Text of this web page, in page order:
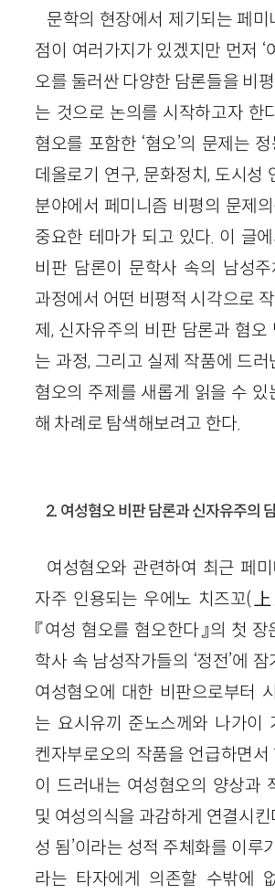
문학의 현장에서 제기되는 페미
점이 여러가지가 있겠지만 먼저 ‘
오를 둘러싼 다양한 담론들을 비
는 것으로 논의를 시작하고자 한
혐오를 포함한 ‘혐오’의 문제는
데올로기 연구, 문화정치, 도시성
분야에서 페미니즘 비평의 문제
중요한 테마가 되고 있다. 이 글
비판 담론이 문학사 속의 남성
과정에서 어떤 비평적 시각으로
제, 신자유주의 비판 담론과 혐오
는 과정, 그리고 실제 작품에 드러
혐오의 주제를 새롭게 읽을 수 있
해 차례로 탐색해보려고 한다.
2. 여성혐오 비판 담론과 신자유주의
여성혐오와 관련하여 최근 페
자주 인용되는 우에노 치즈꼬(
『여성 혐오를 혐오한다』의 첫
학사 속 남성작가들의 ‘정전’에
여성혐오에 대한 비판으로부터
는 요시유끼 준노스께와 나가이
켄자부로오의 작품을 언급하면서
이 드러내는 여성혐오의 양상과
및 여성의식을 과감하게 연결시킨
성 됨’이라는 성적 주체화를 이루
라는 타자에게 의존할 수밖에